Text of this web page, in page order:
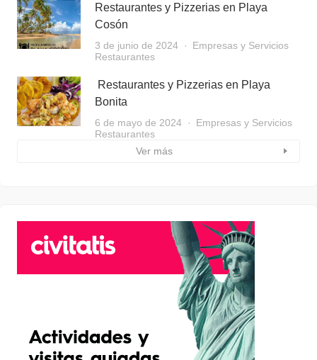
Restaurantes y Pizzerias en Playa
Cosón
3 de junio de 2024
Empresas y Servicios
Restaurantes
Restaurantes y Pizzerias en Playa
Bonita
6 de mayo de 2024
Empresas y Servicios
Restaurantes
Ver más